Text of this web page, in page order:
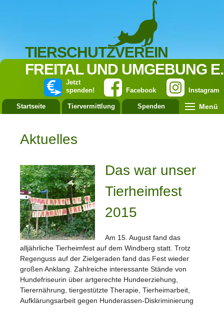
TIERSCHUTZVEREIN
FREITAL UND UMGEBUNG
Instagram
Facebook
Jetzt
spenden!
Startseite Tiervermittlung Spenden Menü
Aktuelles
Das war unser
Tierheimfest
2015
Am 15. August fand das
alljährliche Tierheimfest auf dem Windberg statt. Trotz
Regenguss auf der Zielgeraden fand das Fest wieder
großen Anklang. Zahlreiche interessante Stände von
Hundefriseurin über artgerechte Hundeerziehung,
Tierernährung, tiergestützte Therapie, Tierheimarbeit,
Aufklärungsarbeit gegen Hunderassen-Diskriminierung